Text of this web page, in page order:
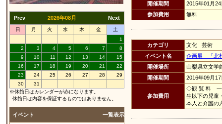
Prev 2026年08月 Next
日 月 火 水 木 金
土
1
2
3 4 5 6 7
8
9
10 11 12 13 14
15
16
17 18 19 20 21
22
23
24 25 26 27 28
29
30
31
※休館日はカレンダーが赤になります。
休館日は内容を保証するものではありません。
イベント 一覧表示
開催期間
2015年01月
参加費用
無料
カテゴリ
文化 芸術
イベント名
企画展 「北
開催場所
山梨県立文学
開催期間
2016年09月
参加費用
◇観 覧 料 一
生以下の児童
本人と介護の